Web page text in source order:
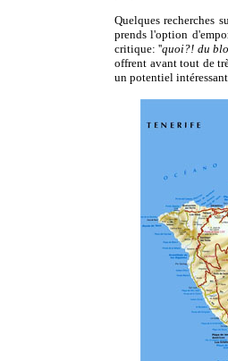
Quelques recherches
prends l'option
critique: ''quoi?! du
offrent avant tout de
un potentiel